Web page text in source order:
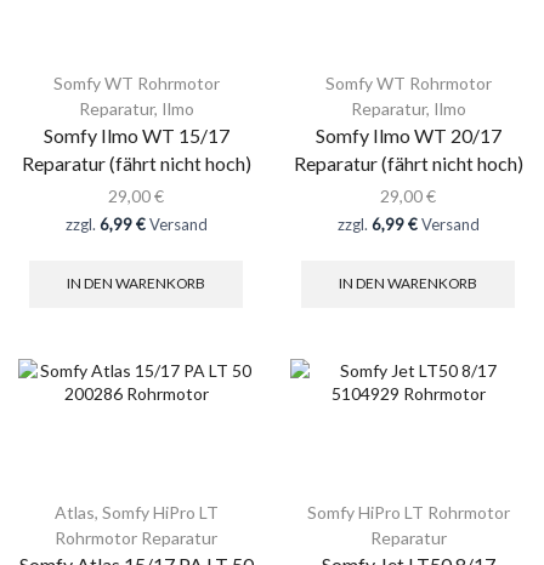
Somfy WT Rohrmotor
Reparatur, Ilmo
Somfy Ilmo WT 15/17
Reparatur (fährt nicht hoch)
29,00€
zzgl. 6,99 €Versand
IN DEN WARENKORB
Somfy WT Rohrmotor
Reparatur, Ilmo
Somfy Ilmo WT 20/17
Reparatur (fährt nicht hoch)
29,00€
zzgl. 6,99 €Versand
IN DEN WARENKORB
Atlas, Somfy HiPro LT
Rohrmotor Reparatur
Somfy HiPro LT Rohrmotor
Reparatur